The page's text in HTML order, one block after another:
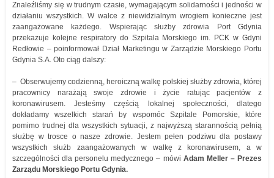
Znaleźliśmy się w trudnym czasie, wymagającym solidarności i jedności w
działaniu wszystkich. W walce z niewidzialnym wrogiem konieczne jest
zaangażowane każdego. Wspierając służby zdrowia Port Gdynia
przekazuje kolejne respiratory do Szpitala Morskiego im. PCK w Gdyni
Redłowie – poinformował Dział Marketingu w Zarządzie Morskiego Portu
Gdynia S.A. Oto ciąg dalszy:
– Obserwujemy codzienną, heroiczną walkę polskiej służby zdrowia, której
pracownicy narażają swoje zdrowie i życie ratując pacjentów z
koronawirusem. Jesteśmy częścią lokalnej społeczności, dlatego
dokładamy wszelkich starań by wspomóc Szpitale Pomorskie, które
pomimo trudnej dla wszystkich sytuacji, z najwyższą starannością pełnią
służbę w trosce o nasze zdrowie. Jestem pełen podziwu dla postawy
wszystkich służb zaangażowanych w walkę z koronawirusem, a w
szczególności dla personelu medycznego – mówi Adam Meller – Prezes
Zarządu Morskiego Portu Gdynia.